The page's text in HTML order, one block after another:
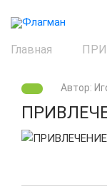
Главная
Автор: